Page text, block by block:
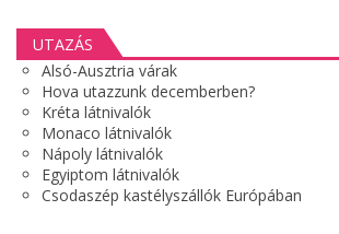
UTAZÁS
Alsó-Ausztria várak
Hova utazzunk decemberben?
Kréta látnivalók
Monaco látnivalók
Nápoly látnivalók
Egyiptom látnivalók
Csodaszép kastélyszállók Európában